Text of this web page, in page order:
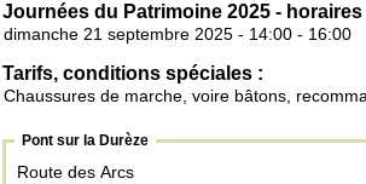
Journées du Patrimoine 2025 - horaires
dimanche 21 septembre 2025 - 14:00 - 16:00
Tarifs, conditions spéciales :
Chaussures de marche, voire bâtons,
Pont sur la Durèze
Route des Arcs